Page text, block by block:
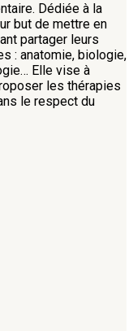
Dédiée à la
but de mettre en
partager leurs
: anatomie, biologie,
Elle vise à
les thérapies
le respect du